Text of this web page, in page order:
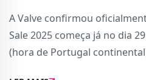
A Valve confirmou
Sale 2025 começa já no dia
(hora de Portugal